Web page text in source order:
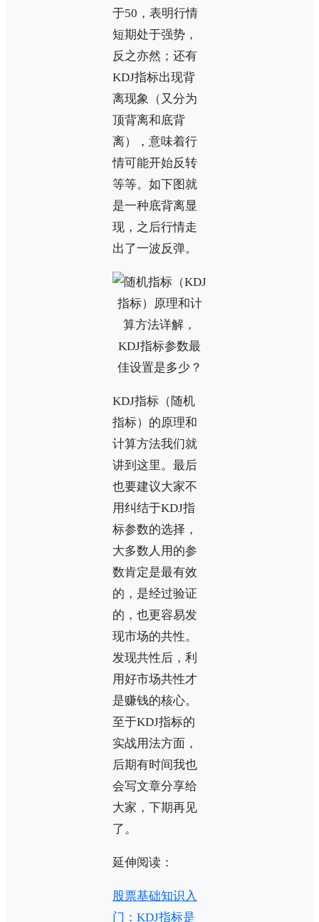
于50，表明行情
短期处于强势，
反之亦然；还有
KDJ指标出现背
离现象（又分为
顶背离和底背
离），意味着行
情可能开始反转
等等。如下图就
是一种底背离显
现，之后行情走
出了一波反弹。
KDJ指标（随机
指标）的原理和
计算方法我们就
讲到这里。最后
也要建议大家不
用纠结于KDJ指
标参数的选择，
大多数人用的参
数肯定是最有效
的，是经过验证
的，也更容易发
现市场的共性。
发现共性后，利
用好市场共性才
是赚钱的核心。
至于KDJ指标的
实战用法方面，
后期有时间我也
会写文章分享给
大家，下期再见
了。
延伸阅读：
股票基础知识入
门：KDJ指标是